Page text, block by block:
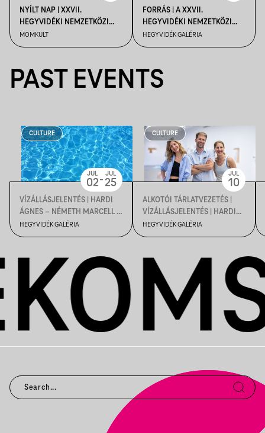
NYÍLT NAP | XXVII.
HEGYVIDÉKI NEMZETKÖZI
MŰVÉSZTELEP
MOMKULT
FORRÁS | A XXVII.
HEGYVIDÉKI NEMZETKÖZI
MŰVÉSZTELEP KIÁLLÍTÁSA
HEGYVIDÉK GALÉRIA
PAST EVENTS
CULTURE
VÍZÁLLÁSJELENTÉS | HARDI
ÁGNES – NÉMETH MARCELL –
VARGA DÓRA
SZOBRÁSZMŰVÉSZEK
HEGYVIDÉK GALÉRIA
JUL
02- JUL
25
CULTURE
ALKOTÓI TÁRLATVEZETÉS |
VÍZÁLLÁSJELENTÉS | HARDI
ÁGNES ~ NÉMETH MARCELL ~
VARGA DÓRA
HEGYVIDÉK GALÉRIA
JUL
10